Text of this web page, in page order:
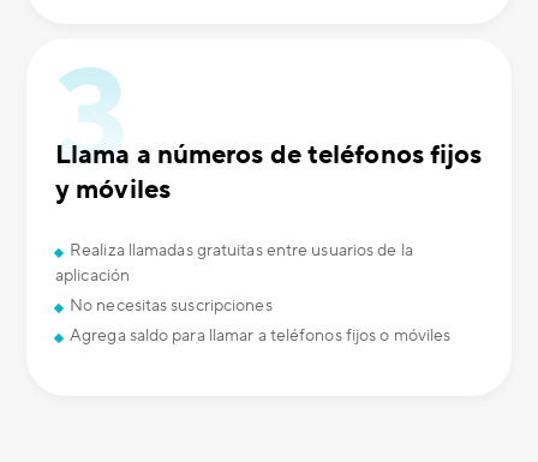
Llama a números de teléfonos fijos
y móviles
Realiza llamadas gratuitas entre usuarios de la
aplicación
No necesitas suscripciones
Agrega saldo para llamar a teléfonos fijos o móviles